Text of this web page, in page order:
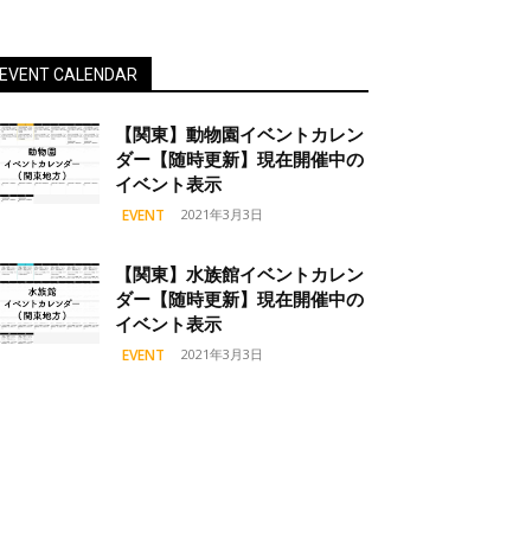
EVENT CALENDAR
【関東】動物園イベントカレン
ダー【随時更新】現在開催中の
イベント表示
EVENT 2021年3月3日
【関東】水族館イベントカレン
ダー【随時更新】現在開催中の
イベント表示
EVENT 2021年3月3日